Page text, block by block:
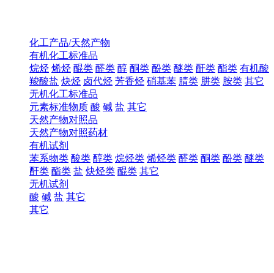
化工产品/天然产物
有机化工标准品
烷烃 烯烃 醌类 醛类 醇 酮类 酚类 醚类 酐类 酯类 有机酸
羧酸盐 炔烃 卤代烃 芳香烃 硝基苯 腈类 肼类 胺类 其它
无机化工标准品
元素标准物质 酸 碱 盐 其它
天然产物对照品
天然产物对照药材
有机试剂
苯系物类 酸类 醇类 烷烃类 烯烃类 醛类 酮类 酚类 醚类
酐类 酯类 盐 炔烃类 醌类 其它
无机试剂
酸 碱 盐 其它
其它